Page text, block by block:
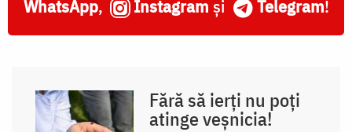
WhatsApp, Instagram și Telegram!
Fără să ierți nu poți
atinge veșnicia!